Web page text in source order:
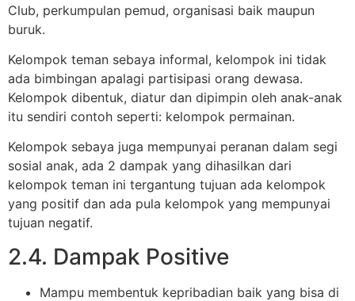
Club, perkumpulan pemud, organisasi baik maupun
buruk.
Kelompok teman sebaya informal, kelompok ini tidak
ada bimbingan apalagi partisipasi orang dewasa.
Kelompok dibentuk, diatur dan dipimpin oleh anak-anak
itu sendiri contoh seperti: kelompok permainan.
Kelompok sebaya juga mempunyai peranan dalam segi
sosial anak, ada 2 dampak yang dihasilkan dari
kelompok teman ini tergantung tujuan ada kelompok
yang positif dan ada pula kelompok yang mempunyai
tujuan negatif.
2.4. Dampak Positive
Mampu membentuk kepribadian baik yang bisa di